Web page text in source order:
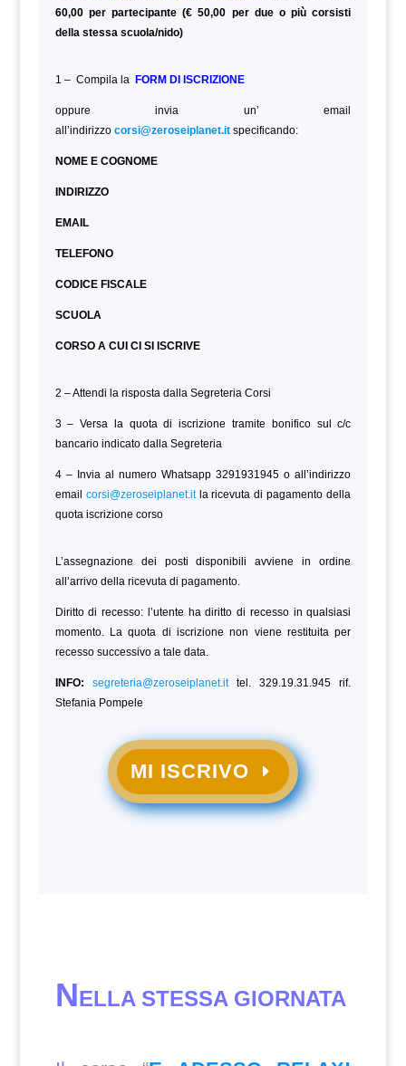
60,00 per partecipante (€ 50,00 per due o più corsisti
della stessa scuola/nido)
1 – Compila la FORM DI ISCRIZIONE
oppure invia un’ email
all’indirizzo corsi@zeroseiplanet.itspecificando:
NOME E COGNOME
INDIRIZZO
EMAIL
TELEFONO
CODICE FISCALE
SCUOLA
CORSO A CUI CI SI ISCRIVE
2 – Attendi la risposta dalla Segreteria Corsi
3 – Versa la quota di iscrizione tramite bonifico sul c/c
bancario indicato dalla Segreteria
4 – Invia al numero Whatsapp 3291931945 o all’indirizzo
email corsi@zeroseiplanet.itla ricevuta di pagamento della
quota iscrizione corso
L’assegnazione dei posti disponibili avviene in ordine
all’arrivo della ricevuta di pagamento.
Diritto di recesso: l’utente ha diritto di recesso in qualsiasi
momento. La quota di iscrizione non viene restituita per
recesso successivo a tale data.
INFO: segreteria@zeroseiplanet.ittel. 329.19.31.945 rif.
Stefania Pompele
MI ISCRIVO
NELLA STESSA GIORNATA